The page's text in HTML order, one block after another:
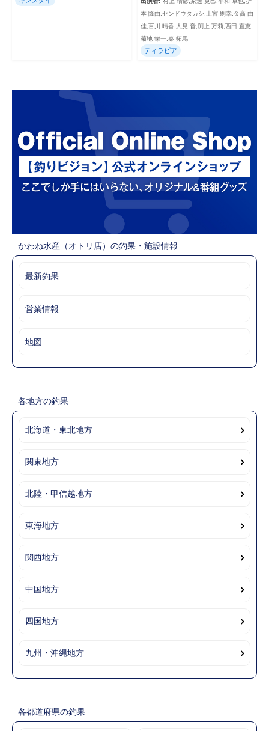
本 隆由,センドウタカシ,上宮 則幸,金高 由
佳,百川 晴香,人見 音,渕上 万莉,西田 直恵,
菊地 栄一,秦 拓馬
ティラピア
かわね水産（オトリ店）の釣果・施設情報
最新釣果
営業情報
地図
各地方の釣果
北海道・東北地方
関東地方
北陸・甲信越地方
東海地方
関西地方
中国地方
四国地方
九州・沖縄地方
各都道府県の釣果